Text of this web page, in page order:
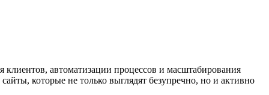
автоматизации процессов и масштабирования
которые не только выглядят безупречно, но и активно